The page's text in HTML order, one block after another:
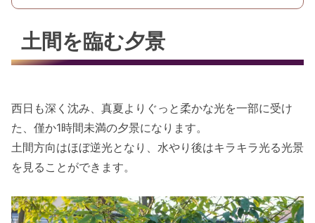
土間を臨む夕景
西日も深く沈み、真夏よりぐっと柔かな光を一部に受け
た、僅か1時間未満の夕景になります。
土間方向はほぼ逆光となり、水やり後はキラキラ光る光景
を見ることができます。